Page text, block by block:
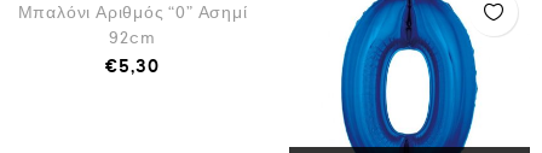
Μπαλόνι Αριθμός “0” Ασημί
92cm
€5,30